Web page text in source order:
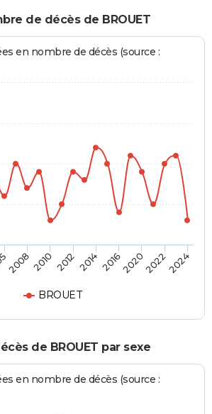
de décès de BROUET
en nombre de décès (source :
BROUET
20082010 2012 2014 2016202020222024
de BROUET par sexe
en nombre de décès (source :